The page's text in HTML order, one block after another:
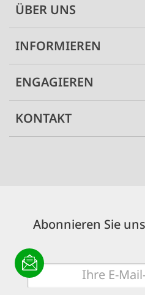
ÜBER UNS
INFORMIEREN
ENGAGIEREN
KONTAKT
Abonnieren Sie
E-